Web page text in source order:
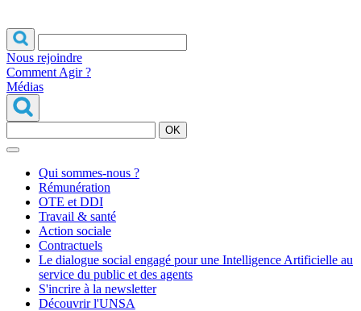
Nous rejoindre
Comment Agir ?
Médias
OK
Qui sommes-nous ?
Rémunération
OTE et DDI
Travail & santé
Action sociale
Contractuels
Le dialogue social engagé pour une Intelligence Artificielle au
service du public et des agents
S'incrire à la newsletter
Découvrir l'UNSA